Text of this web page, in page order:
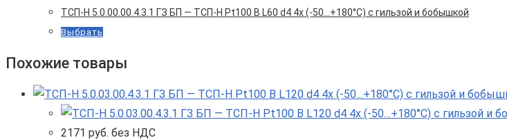
ТСП-Н 5.0.00.00.4.3.1 ГЗ БП — ТСП-Н Pt100 B L60 d4 4x (-50…+180°С) с гильзой и бобышкой
Выбрать
Похожие товары
2171 руб. без НДС